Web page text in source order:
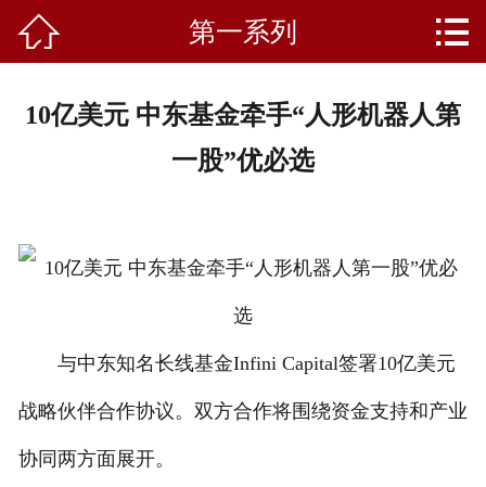
客户留言
人才招聘
 第一系列 
10亿美元 中东基金牵手“人形机器人第
一股”优必选
与中东知名长线基金Infini Capital签署10亿美元
战略伙伴合作协议。双方合作将围绕资金支持和产业
协同两方面展开。